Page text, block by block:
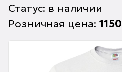
Статус: в наличии
Розничная цена:1150